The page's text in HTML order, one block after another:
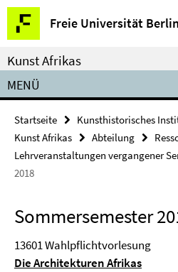
Springe
direkt
zu
Inhalt
Freie Universität Berlin
Service-
Navigation
Kunst Afrikas
MENÜ
Startseite Kunsthistorisches
Kunst Afrikas
Abteilung
Lehrveranstaltungen vergangener
2018
Sommersemester
13601 Wahlpflichtvorlesung
Die Architekturen Afrikas